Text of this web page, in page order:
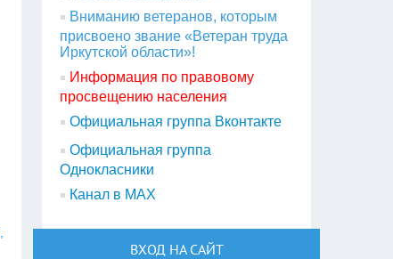
Вниманию ветеранов, которым
присвоено звание «Ветеран труда
Иркутской области»!
Информация по правовому
просвещению населения
Официальная группа Вконтакте
Официальная группа
Однокласники
Канал в МАХ
ВХОД НА САЙТ